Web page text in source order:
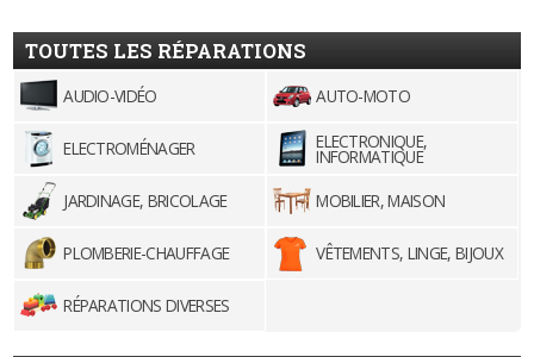
TOUTES LES RÉPARATIONS
AUDIO-VIDÉO AUTO-MOTO
ELECTROMÉNAGER ELECTRONIQUE,
INFORMATIQUE
JARDINAGE, BRICOLAGE
MOBILIER, MAISON
PLOMBERIE-CHAUFFAGE VÊTEMENTS, LINGE, BIJOUX
RÉPARATIONS DIVERSES